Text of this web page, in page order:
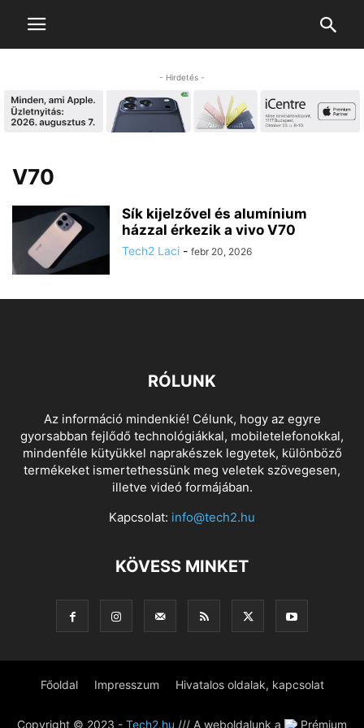
- Hirdetés -
V70
Sík kijelzővel és alumínium
házzal érkezik a vivo V70
Tech2 Laci - febr 20, 2026
RÓLUNK
Az információ mindenkié! Célunk, hogy az egyre
gyorsabban fejlődő technológiákkal, mobiletelefonokkal,
mindenféle kütyükkel naprakészek legyetek, különböző
termékeket ismertethessünk meg veletek szövegesen,
illetve videó formájában.
Kapcsolat: info@tech2.hu
KÖVESS MINKET
Főoldal Impresszum Hivatalos oldalak, kapcsolat
Copyright © 2023 - Tech2.hu /// A weboldalunk a Prémium